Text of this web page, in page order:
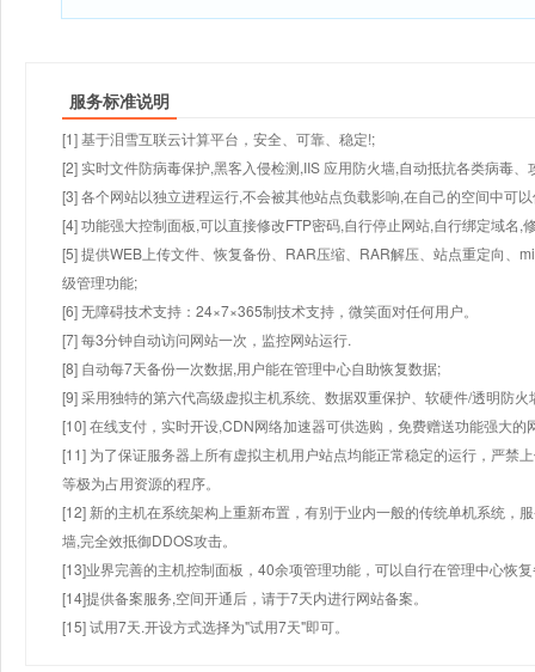
服务标准说明
[1] 基于泪雪互联云计算平台，安全、可靠、稳定!;
[2] 实时文件防病毒保护,黑客入侵检测,IIS 应用防火墙,自动抵抗各类病毒、
[3] 各个网站以独立进程运行,不会被其他站点负载影响,在自己的空间中可
[4] 功能强大控制面板,可以直接修改FTP密码,自行停止网站,自行绑定域名,
[5] 提供WEB上传文件、恢复备份、RAR压缩、RAR解压、站点重定向、
级管理功能;
[6] 无障碍技术支持：24×7×365制技术支持，微笑面对任何用户。
[7] 每3分钟自动访问网站一次，监控网站运行.
[8] 自动每7天备份一次数据,用户能在管理中心自助恢复数据;
[9] 采用独特的第六代高级虚拟主机系统、数据双重保护、软硬件/透明防火
[10] 在线支付，实时开设,CDN网络加速器可供选购，免费赠送功能强大
[11] 为了保证服务器上所有虚拟主机用户站点均能正常稳定的运行，严禁
等极为占用资源的程序。
[12] 新的主机在系统架构上重新布置，有别于业内一般的传统单机系统，
墙,完全效抵御DDOS攻击。
[13]业界完善的主机控制面板，40余项管理功能，可以自行在管理中心恢
[14]提供备案服务,空间开通后，请于7天内进行网站备案。
[15] 试用7天.开设方式选择为"试用7天"即可。